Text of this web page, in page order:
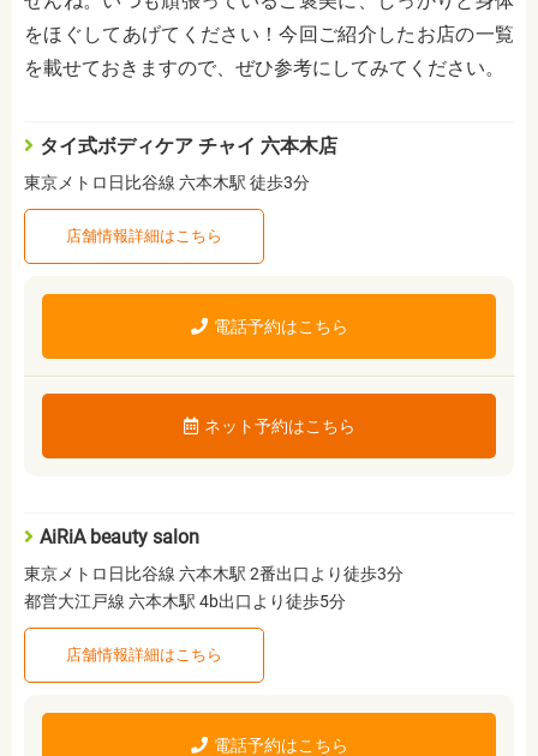
をほぐしてあげてください！今回ご紹介したお店の一覧
を載せておきますので、ぜひ参考にしてみてください。
タイ式ボディケア チャイ 六本木店
東京メトロ日比谷線 六本木駅 徒歩3分
店舗情報詳細はこちら
電話予約はこちら
ネット予約はこちら
AiRiA beauty salon
東京メトロ日比谷線 六本木駅 2番出口より徒歩3分
都営大江戸線 六本木駅 4b出口より徒歩5分
店舗情報詳細はこちら
電話予約はこちら